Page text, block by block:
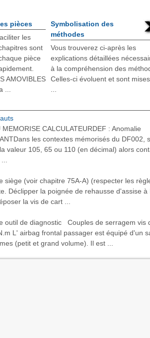
pièces
les
sont
pièce
AMOVIBLES
...
Symbolisation des
méthodes
Vous trouverez ci-après les
explications détaillées
à la compréhension des
Celles-ci évoluent et sont
CALCULATEURDEF : Anomalie
les contextes mémorisés du DF002,
valeur 105, 65 ou 110 (en décimal) alors
siège (voir chapitre 75A-A) (respecter les
Déclipper la poignée de rehausse d'assise à
la vis de cart ...
outil de diagnostic Couples de serragem vis
L' airbag frontal passager est équipé d'un
(petit et grand volume). Il est ...